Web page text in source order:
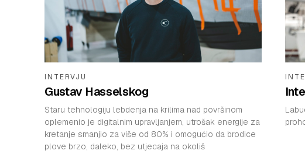
INTERVJU
Gustav Hasselskog
Staru tehnologiju lebdenja na krilima nad površinom
oplemenio je digitalnim upravljanjem, utrošak energije za
kretanje smanjio za više od 80% i omogućio da brodice
plove brzo, daleko, bez utjecaja na okoliš